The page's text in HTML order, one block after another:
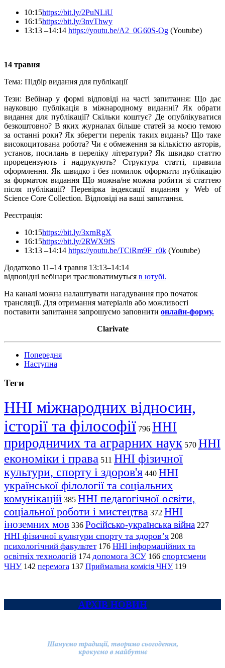
10:15https://bit.ly/2PuNLiU
16:15https://bit.ly/3nvThwy
13:13 –14:14 https://youtu.be/A2_0G60S-Og (Youtube)
14 травня
Тема: Підбір видання для публікації
Тези: Вебінар у формі відповіді на часті запитання: Що дає
науковцю публікація в міжнародному виданні? Як обрати
видання для публікації? Скільки коштує? Де опублікуватися
безкоштовно? В яких журналах більше статей за моєю темою
за останні роки? Як зберегти перелік таких видань? Що таке
високоцитована робота? Чи є обмеження за кількістю авторів,
установ, посилань в переліку літератури? Як швидко статтю
прорецензують і надрукують? Структура статті, правила
оформлення. Як швидко і без помилок оформити публікацію
за форматом видання Що можна/не можна робити зі статтею
після публікації? Перевірка індексації видання у Web of
Science Core Collection. Відповіді на ваші запитання.
Реєстрація:
10:15https://bit.ly/3xrnRgX
16:15https://bit.ly/2RWX9fS
13:13 –14:14 https://youtu.be/TCiRm9F_r0k (Youtube)
Додатково 11–14 травня 13:13–14:14
відповідні вебінари траслюватимуться в ютубі.
На каналі можна налаштувати нагадування про початок
трансляції. Для отримання матеріалів або можливості
поставити запитання запрошуємо заповнити онлайн-форму.
Clarivate
Попередня
Наступна
Теги
ННІ міжнародних відносин,
історії та філософії 796 ННІ
природничих та аграрних наук 570 ННІ
економіки і права 511 ННІ фізичної
культури, спорту і здоров'я 440 ННІ
української філології та соціальних
комунікацій 385 ННІ педагогічної освіти,
соціальної роботи і мистецтва 372 ННІ
іноземних мов 336 Російсько-українська війна 227
ННІ фізичної культури спорту та здоров’я 208
психологічний факультет 176 ННІ інформаційних та
освітніх технологій 174 допомога ЗСУ 166 спортсмени
ЧНУ 142 перемога 137 Приймальна комісія ЧНУ 119
АРХІВ НОВИН